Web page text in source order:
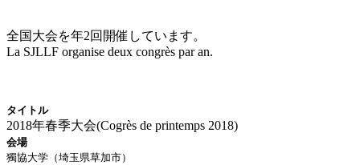
全国大会を年2回開催しています。
La SJLLF organise deux congrès par an.
タイトル
2018年春季大会(Cogrès de printemps 2018)
会場
獨協大学（埼玉県草加市）